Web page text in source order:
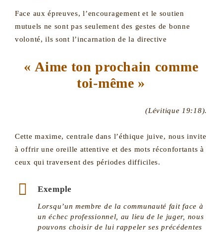
Face aux épreuves, l’encouragement et le soutien
mutuels ne sont pas seulement des gestes de bonne
volonté, ils sont l’incarnation de la directive
« Aime ton prochain comme
toi-même »
(Lévitique 19:18).
Cette maxime, centrale dans l’éthique juive, nous invite
à offrir une oreille attentive et des mots réconfortants à
ceux qui traversent des périodes difficiles.
Exemple
Lorsqu’un membre de la communauté fait face à
un échec professionnel, au lieu de le juger, nous
pouvons choisir de lui rappeler ses précédentes